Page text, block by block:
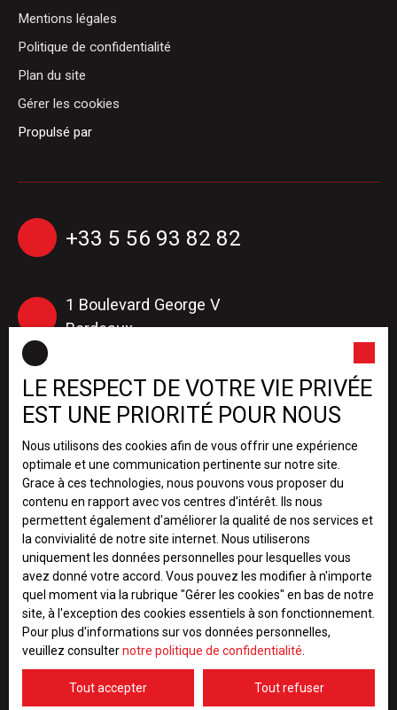
Mentions légales
Politique de confidentialité
Plan du site
Gérer les cookies
Propulsé par
+33 5 56 93 82 82
1 Boulevard George V
Bordeaux
+33 5 56 16 14 36
(Administration de biens)
1 Boulevard George V
Bordeaux
+33 5 56 06 06 46
11 Cours Victor Hugo
Begles
LE RESPECT DE VOTRE VIE PRIVÉE
EST UNE PRIORITÉ POUR NOUS
Nous utilisons des cookies afin de vous offrir une expérience
optimale et une communication pertinente sur notre site.
Grace à ces technologies, nous pouvons vous proposer du
contenu en rapport avec vos centres d'intérêt. Ils nous
permettent également d'améliorer la qualité de nos services et
la convivialité de notre site internet. Nous utiliserons
uniquement les données personnelles pour lesquelles vous
avez donné votre accord. Vous pouvez les modifier à n'importe
quel moment via la rubrique ″Gérer les cookies″ en bas de notre
site, à l'exception des cookies essentiels à son fonctionnement.
Pour plus d'informations sur vos données personnelles,
veuillez consulternotre politique de confidentialité
Tout accepter Tout refuser